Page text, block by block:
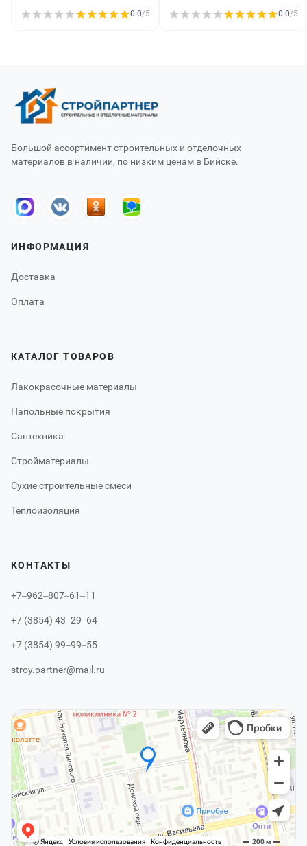
0.0/5 0.0/5
Большой ассортимент строительных и отделочных
материалов в наличии, по низким ценам в Бийске.
ИНФОРМАЦИЯ
Доставка
Оплата
КАТАЛОГ ТОВАРОВ
Лакокрасочные материалы
Напольные покрытия
Сантехника
Стройматериалы
Сухие строительные смеси
Теплоизоляция
КОНТАКТЫ
+7‒962‒807‒61‒11
+7 (3854) 43‒29‒64
+7 (3854) 99‒99‒55
stroy.partner@mail.ru